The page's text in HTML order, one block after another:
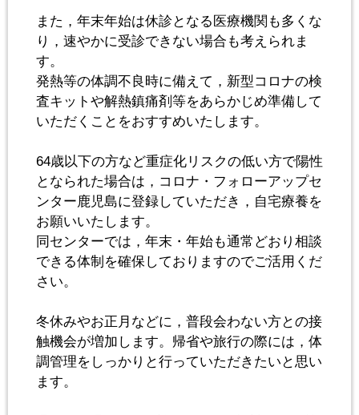
また，年末年始は休診となる医療機関も多くな
り，速やかに受診できない場合も考えられま
す。
発熱等の体調不良時に備えて，新型コロナの検
査キットや解熱鎮痛剤等をあらかじめ準備して
いただくことをおすすめいたします。
64歳以下の方など重症化リスクの低い方で陽性
となられた場合は，コロナ・フォローアップセ
ンター鹿児島に登録していただき，自宅療養を
お願いいたします。
同センターでは，年末・年始も通常どおり相談
できる体制を確保しておりますのでご活用くだ
さい。
冬休みやお正月などに，普段会わない方との接
触機会が増加します。帰省や旅行の際には，体
調管理をしっかりと行っていただきたいと思い
ます。